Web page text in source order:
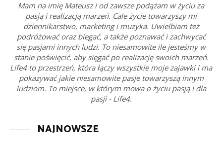
Mam na imię Mateusz i od zawsze podążam w życiu za
pasją i realizacją marzeń. Cale życie towarzyszy mi
dziennikarstwo, marketing i muzyka. Uwielbiam też
podróżować oraz biegać, a także poznawać i zachwycać
się pasjami innych ludzi. To niesamowite ile jesteśmy w
stanie poświęcić, aby sięgać po realizację swoich marzeń.
Life4 to przestrzeń, która łączy wszystkie moje zajawki i ma
pokazywać jakie niesamowite pasje towarzyszą innym
ludziom. To miejsce, w którym mowa o życiu pasją i dla
pasji - Life4.
NAJNOWSZE